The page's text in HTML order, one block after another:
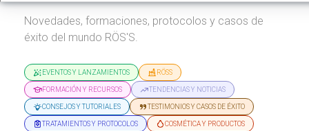
Novedades, formaciones, protocolos y casos de
éxito del mundo RÖS'S.
EVENTOS Y LANZAMIENTOS RÖSS
FORMACIÓN Y RECURSOS TENDENCIAS Y NOTICIAS
CONSEJOS Y TUTORIALES TESTIMONIOS Y CASOS DE ÉXITO
TRATAMIENTOS Y PROTOCOLOS COSMÉTICA Y PRODUCTOS